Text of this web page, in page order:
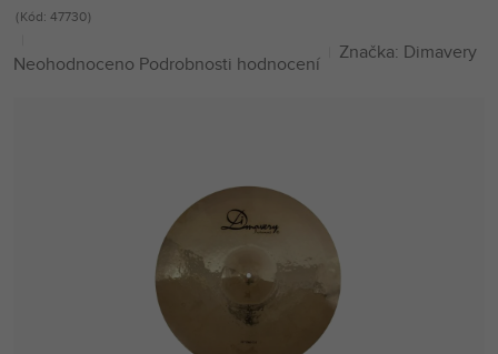
Kód: 47730
Průměrné
Neohodnoceno Podrobnosti hodnocení
Značka: Dimavery